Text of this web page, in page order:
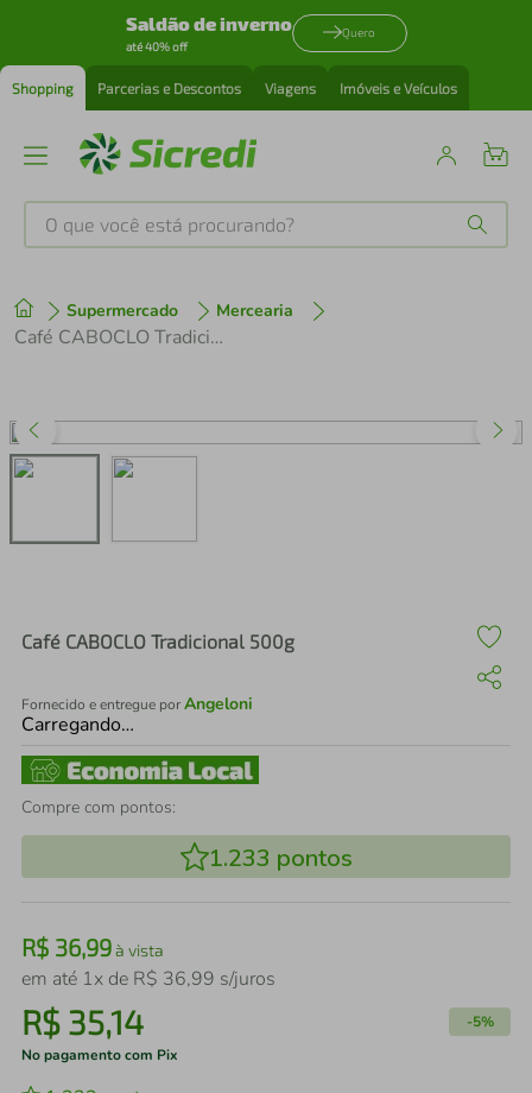
Saldão de inverno
até 40% off
Quero
Shopping Parcerias e Descontos Viagens Imóveis e Veículos
O que você está procurando?
Supermercado Mercearia
Café CABOCLO Tradicional 500g
Café CABOCLO Tradicional 500g
Fornecido e entregue porAngeloni
Carregando…
Compre com pontos:
1.233 pontos
R$ 36,99à vista
em até 1x de R$ 36,99 s/juros
R$ 35,14 -5%
No pagamento com Pix
1º tenis
perfume